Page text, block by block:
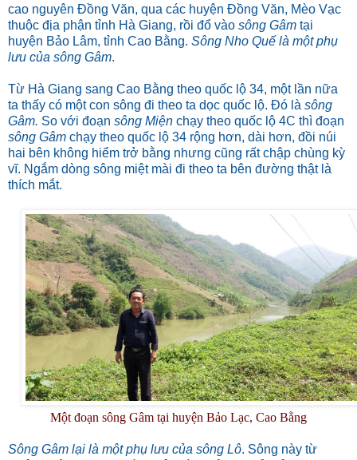
cao nguyên Đồng Văn, qua các huyện Đồng Văn, Mèo Vạc
thuộc địa phận tỉnh Hà Giang, rồi đổ vào sông Gâm tại
huyện Bảo Lâm, tỉnh Cao Bằng. Sông Nho Quế là một phụ
lưu của sông Gâm.
Từ Hà Giang sang Cao Bằng theo quốc lộ 34, một lần nữa
ta thấy có một con sông đi theo ta dọc quốc lộ. Đó là sông
Gâm. So với đoạn sông Miện chạy theo quốc lộ 4C thì đoạn
sông Gâm chạy theo quốc lộ 34 rộng hơn, dài hơn, đồi núi
hai bên không hiểm trở bằng nhưng cũng rất chập chùng kỳ
vĩ. Ngắm dòng sông miệt mài đi theo ta bên đường thật là
thích mắt.
Một đoạn sông Gâm tại huyện Bảo Lạc, Cao Bằng
Sông Gâm lại là một phụ lưu của sông Lô. Sông này từ